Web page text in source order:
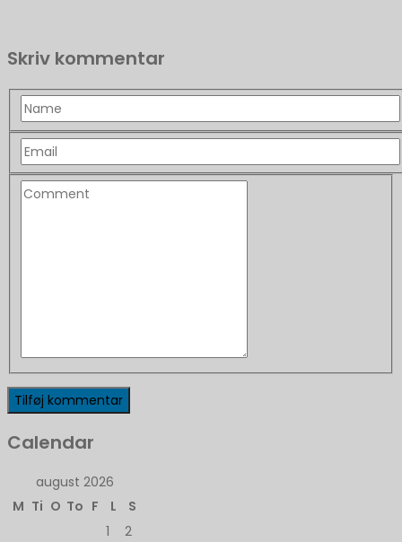
Skriv kommentar
Calendar
august 2026
M Ti O To F L
S
1
2